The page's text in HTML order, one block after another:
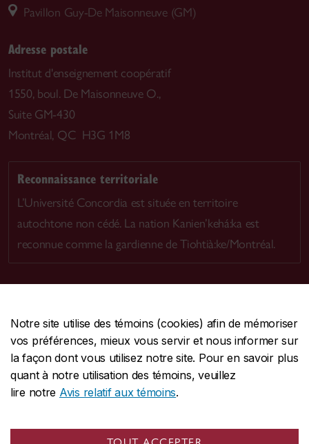
Notre site utilise des témoins (cookies) afin de mémoriser
vos préférences, mieux vous servir et nous informer sur
la façon dont vous utilisez notre site. Pour en savoir plus
quant à notre utilisation des témoins, veuillez
lire notre Avis relatif aux témoins.
Pavillon Guy-De Maisonneuve (GM)
Adresse postale
Institut d'enseignement coopératif
1550, boul. De Maisonneuve O.,
Suite GM-430
Montréal, QC H3G 1M8
Reconnaissance territoriale
L’Université Concordia est située en territoire
autochtone non cédé. La nation Kanien’kehá:ka est
reconnue comme la gardienne de Tiohtià:ke/Montréal.
CENTRALE514-848-2424
URGENCE514-848-3717
Protection et prévention | Accessibilité | Confidentialité
Conditions d'utilisation |